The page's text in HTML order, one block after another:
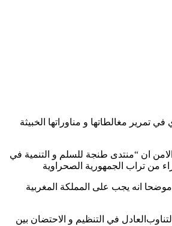
تمرير مغالطاتها و مناوراتها الخبيثة
الاتحاد الافريقي ال 36، خلال بحث تقرير مجلس السلم و الامن ان “منتدى طنجة للسلم و التنمية في
من تراب الجمهورية الصحراوية
انه يجب على المملكة المغربية
العادل في التنظيم و الاحتضان بين